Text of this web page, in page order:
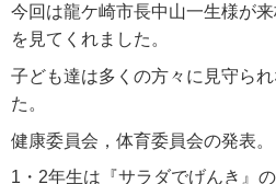
今回は龍ケ崎市長中山一生様が
を見てくれました。
子ども達は多くの方々に見守ら
た。
健康委員会，体育委員会の発表。
1・2年生は『サラダでげんき』の